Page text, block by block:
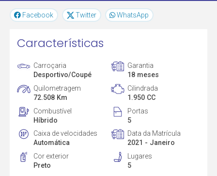
Facebook Twitter WhatsApp
Características
Carroçaria
Desportivo/Coupé
Garantia
18 meses
Quilometragem
72.508 Km
Cilindrada
1.950 CC
Combustível
Híbrido
Portas
5
Caixa de velocidades
Automática
Data da Matrícula
2021 - Janeiro
Cor exterior
Preto
Lugares
5